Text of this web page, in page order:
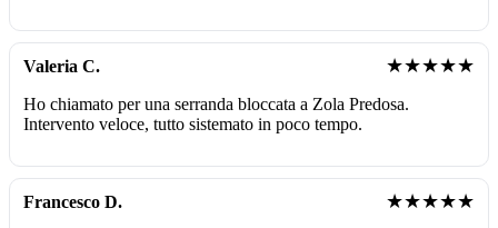
Valeria C. ★★★★★
Ho chiamato per una serranda bloccata a Zola Predosa.
Intervento veloce, tutto sistemato in poco tempo.
Francesco D. ★★★★★